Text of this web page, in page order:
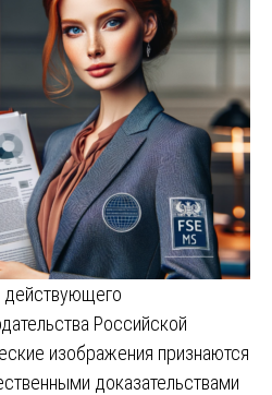
действующего
Российской
изображения признаются
доказательствами